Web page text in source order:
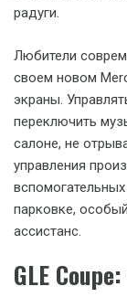
радуги.
Любители
своем новом
экраны.
переключить
салоне, не
управления
парковке,
ассистанс.
GLE